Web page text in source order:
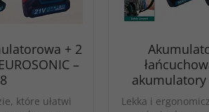
+ 2
–
które ułatwi
akumulatory
Lekka i